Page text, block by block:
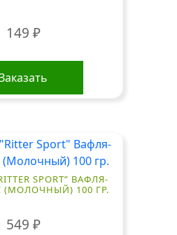
149 ₽
SPORT” ВАФЛЯ-
(МОЛОЧНЫЙ) 100 ГР.
549 ₽